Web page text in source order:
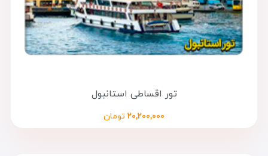
تور اقساطی استانبول
۲۰,۲۰۰,۰۰۰ تومان